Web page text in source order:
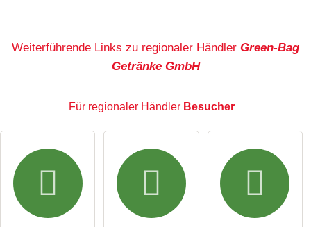
Hiermit akzeptiere ich die .
Die Datenschutzerklärunghabe ich zur Kenntnis genommen.
Weiterführende Links zu regionaler Händler Green-Bag
Getränke GmbH
Für regionaler Händler Besucher